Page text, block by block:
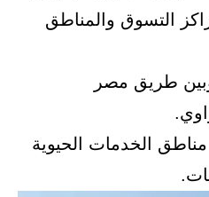
التسوق والمناطق
طريق مصر
الخدمات الحيوية